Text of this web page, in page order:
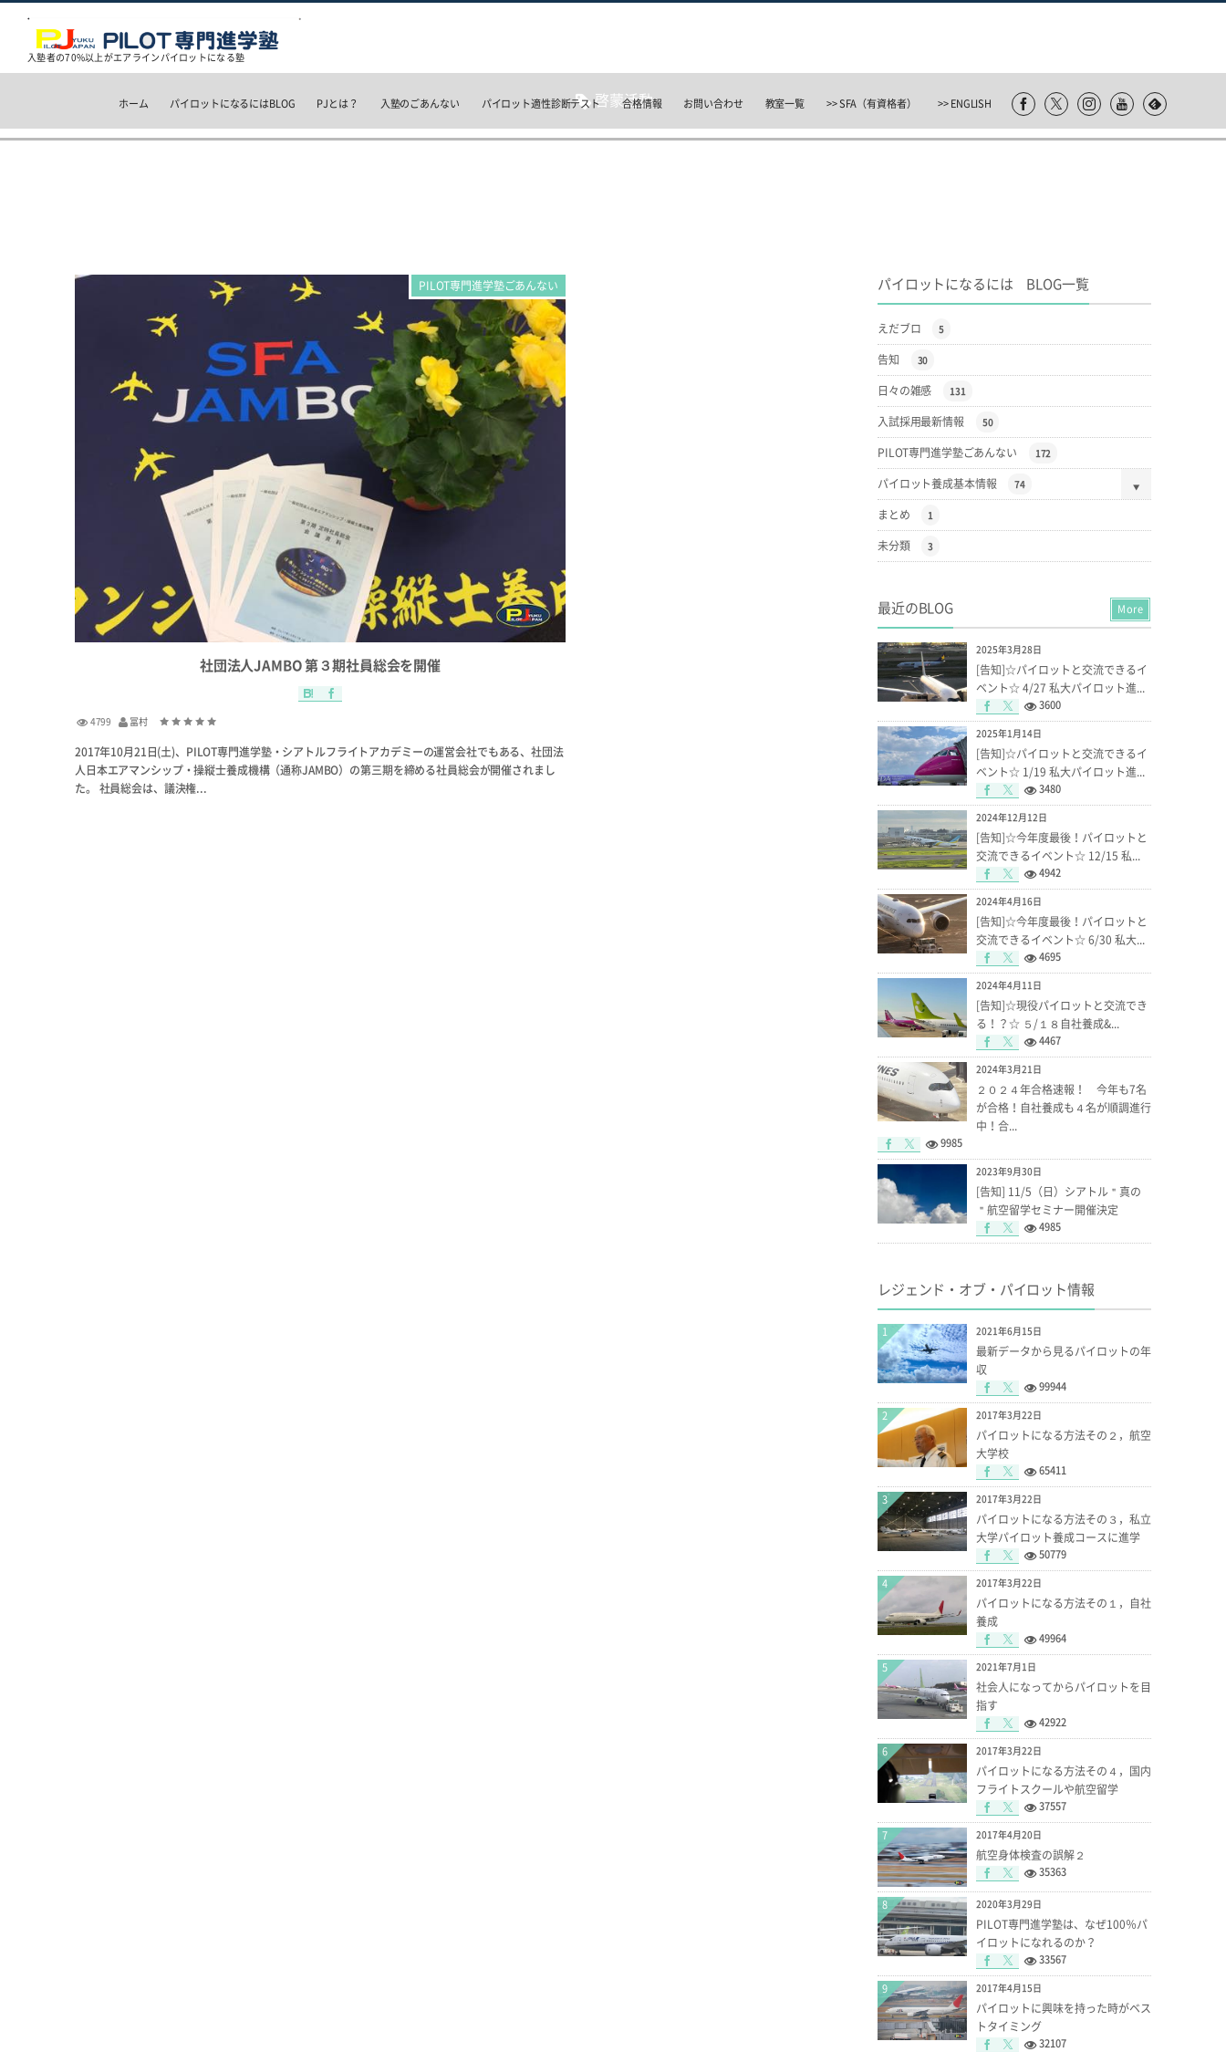
入塾者の70%以上がエアラインパイロットになる塾
ホーム パイロットになるにはBLOG PJとは？ 入塾のごあんない パイロット適性診断テスト 合格情報 お問い合わせ 教室一覧 >> SFA（有資格者） >> ENGLISH
啓蒙活動
社団法人JAMBO 第３期社員総会を開催
PILOT専門進学塾ごあんない
4799 冨村
2017年10月21日(土)、PILOT専門進学塾・シアトルフライトアカデミーの運営会社でもある、社団法
人日本エアマンシップ・操縦士養成機構（通称JAMBO）の第三期を締める社員総会が開催されまし
た。 社員総会は、議決権...
パイロットになるには BLOG一覧
えだブロ 5
告知 30
日々の雑感 131
入試採用最新情報 50
PILOT専門進学塾ごあんない 172
パイロット養成基本情報 74
まとめ 1
未分類 3
最近のBLOG
2025年3月28日
[告知]☆パイロットと交流できるイ
ベント☆ 4/27 私大パイロット進...
3600
2025年1月14日
[告知]☆パイロットと交流できるイ
ベント☆ 1/19 私大パイロット進...
3480
2024年12月12日
[告知]☆今年度最後！パイロットと
交流できるイベント☆ 12/15 私...
4942
2024年4月16日
[告知]☆今年度最後！パイロットと
交流できるイベント☆ 6/30 私大...
4695
2024年4月11日
[告知]☆現役パイロットと交流でき
る！？☆ ５/１８自社養成&...
4467
2024年3月21日
２０２４年合格速報！ 今年も7名
が合格！自社養成も４名が順調進行
中！合...
9985
2023年9月30日
[告知] 11/5（日）シアトル＂真の
＂航空留学セミナー開催決定
4985
More
レジェンド・オブ・パイロット情報
2021年6月15日
最新データから見るパイロットの年
収
99944
1
2017年3月22日
パイロットになる方法その２，航空
大学校
65411
2
2017年3月22日
パイロットになる方法その３，私立
大学パイロット養成コースに進学
50779
3
2017年3月22日
パイロットになる方法その１，自社
養成
49964
4
2021年7月1日
社会人になってからパイロットを目
指す
42922
5
2017年3月22日
パイロットになる方法その４，国内
フライトスクールや航空留学
37557
6
2017年4月20日
航空身体検査の誤解２
35363
7
2020年3月29日
PILOT専門進学塾は、なぜ100％パ
イロットになれるのか？
33567
8
2017年4月15日
パイロットに興味を持った時がベス
トタイミング
32107
9